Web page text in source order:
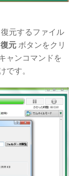
元するファイル
復元 ボタンをクリ
ャンコマンドを
です。